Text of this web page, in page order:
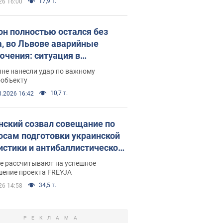
16:00
полностью остался без
во Львове аварийные
ситуация в
6 августа
нанесли удар по важному
16:42 10,7 т.
созвал совещание по
подготовки украинской
и антибаллистической
FREYJA: какие
готовятся
рассчитывают на успешное
проекта FREYJA
14:58 34,5 т.